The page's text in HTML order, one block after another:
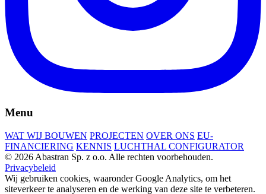
Menu
WAT WIJ BOUWEN PROJECTEN OVER ONS EU-
FINANCIERING KENNIS LUCHTHAL CONFIGURATOR
© 2026 Abastran Sp. z o.o. Alle rechten voorbehouden.
Privacybeleid
Wij gebruiken cookies, waaronder Google Analytics, om het
siteverkeer te analyseren en de werking van deze site te verbeteren.